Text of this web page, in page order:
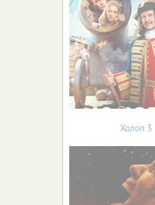
Холоп 3